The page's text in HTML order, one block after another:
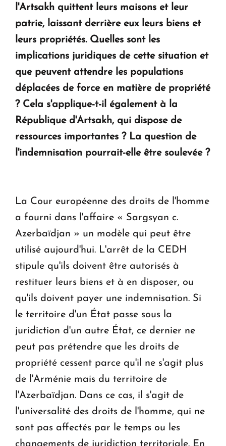
l'Artsakh quittent leurs maisons et leur
patrie, laissant derrière eux leurs biens et
leurs propriétés. Quelles sont les
implications juridiques de cette situation et
que peuvent attendre les populations
déplacées de force en matière de propriété
? Cela s'applique-t-il également à la
République d'Artsakh, qui dispose de
ressources importantes ? La question de
l'indemnisation pourrait-elle être soulevée ?
La Cour européenne des droits de l'homme
a fourni dans l'affaire « Sargsyan c.
Azerbaïdjan » un modèle qui peut être
utilisé aujourd'hui. L'arrêt de la CEDH
stipule qu'ils doivent être autorisés à
restituer leurs biens et à en disposer, ou
qu'ils doivent payer une indemnisation. Si
le territoire d'un État passe sous la
juridiction d'un autre État, ce dernier ne
peut pas prétendre que les droits de
propriété cessent parce qu'il ne s'agit plus
de l'Arménie mais du territoire de
l'Azerbaïdjan. Dans ce cas, il s'agit de
l'universalité des droits de l'homme, qui ne
sont pas affectés par le temps ou les